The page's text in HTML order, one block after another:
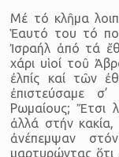
Μέ τό κλῆμα
Ἑαυτό του τό
Ἰσραήλ ἀπό τά
χάρι υἱοί τοῦ
ἐλπίς καί τῶν
ἐπιστεύσαμε
Ρωμαίους; Ἔτσι
ἀλλά στήν
ἀνέπεμψαν
μαρτυρώντας